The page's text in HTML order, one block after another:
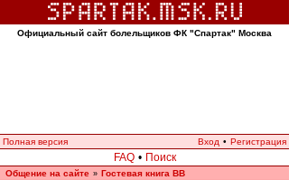
Официальный сайт болельщиков ФК "Спартак" Москва
Полная версия Вход • Регистрация
FAQ • Поиск
Общение на сайте » Гостевая книга ВВ